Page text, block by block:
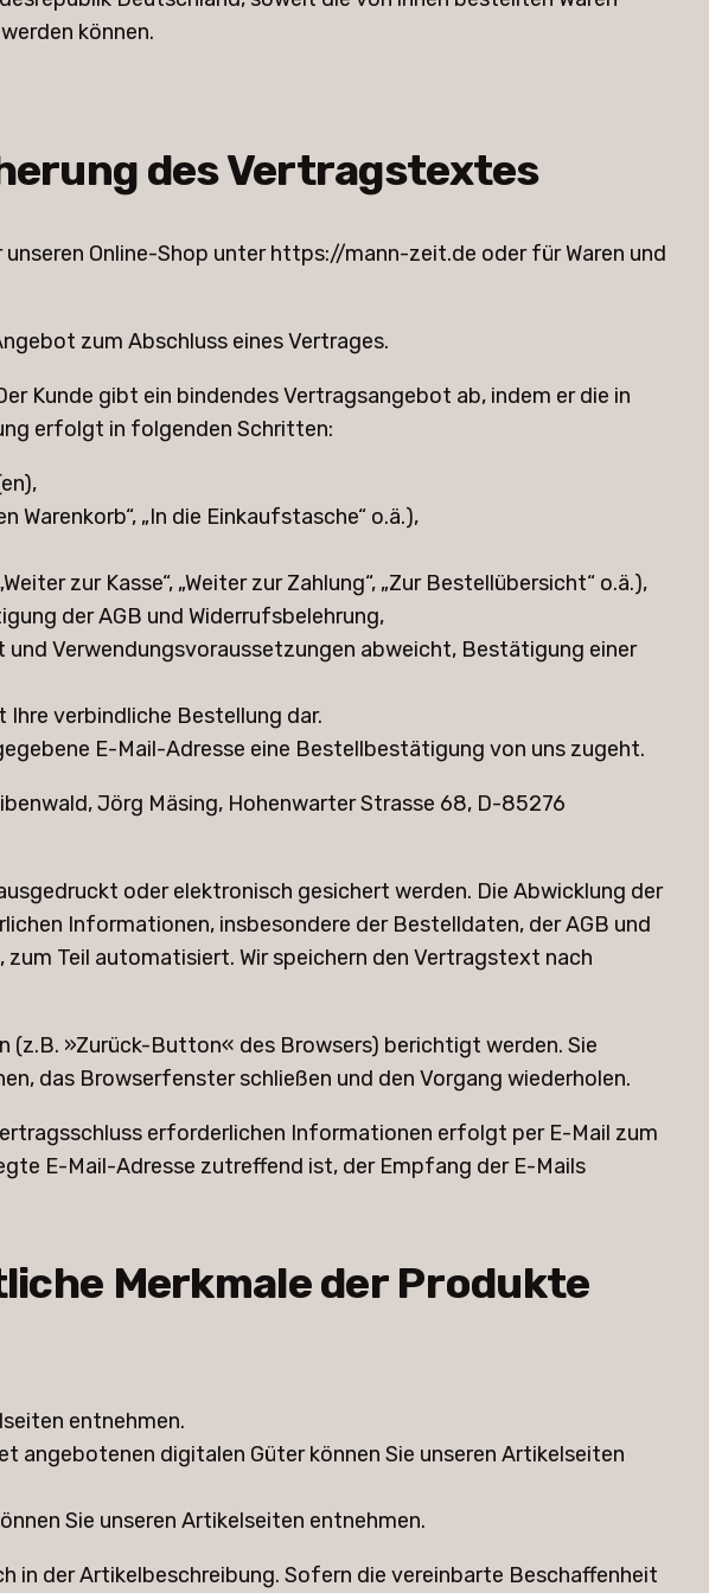
können.
des Vertragstextes
Online-Shop unter https://mann-zeit.de oder für Waren und
zum Abschluss eines Vertrages.
Kunde gibt ein bindendes Vertragsangebot ab, indem er die in
erfolgt in folgenden Schritten:
„In die Einkaufstasche“ o.ä.),
zur Kasse“, „Weiter zur Zahlung“, „Zur Bestellübersicht“ o.ä.),
der AGB und Widerrufsbelehrung,
Verwendungsvoraussetzungen abweicht, Bestätigung einer
verbindliche Bestellung dar.
E-Mail-Adresse eine Bestellbestätigung von uns zugeht.
Jörg Mäsing, Hohenwarter Strasse 68, D-85276
oder elektronisch gesichert werden. Die Abwicklung der
Informationen, insbesondere der Bestelldaten, der AGB und
Teil automatisiert. Wir speichern den Vertragstext nach
»Zurück-Button« des Browsers) berichtigt werden. Sie
das Browserfenster schließen und den Vorgang wiederholen.
erforderlichen Informationen erfolgt per E-Mail zum
E-Mail-Adresse zutreffend ist, der Empfang der E-Mails
Merkmale der Produkte
entnehmen.
angebotenen digitalen Güter können Sie unseren Artikelseiten
Sie unseren Artikelseiten entnehmen.
in der Artikelbeschreibung. Sofern die vereinbarte Beschaffenheit